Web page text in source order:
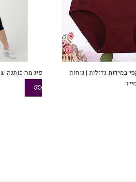
פיג'מה כותנה
מספר
סוגים.
ניתן
במידות גדולות | נוחות